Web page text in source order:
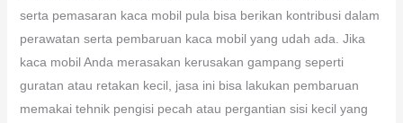
serta pemasaran kaca mobil pula bisa berikan kontribusi dalam
perawatan serta pembaruan kaca mobil yang udah ada. Jika
kaca mobil Anda merasakan kerusakan gampang seperti
guratan atau retakan kecil, jasa ini bisa lakukan pembaruan
memakai tehnik pengisi pecah atau pergantian sisi kecil yang